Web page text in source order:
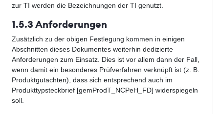
zur TI werden die Bezeichnungen der TI genutzt.
1.5.3 Anforderungen
Zusätzlich zu der obigen Festlegung kommen in einigen
Abschnitten dieses Dokumentes weiterhin dedizierte
Anforderungen zum Einsatz. Dies ist vor allem dann der Fall,
wenn damit ein besonderes Prüfverfahren verknüpft ist (z. B.
Produktgutachten), dass sich entsprechend auch im
Produkttypsteckbrief [gemProdT_NCPeH_FD] widerspiegeln
soll.